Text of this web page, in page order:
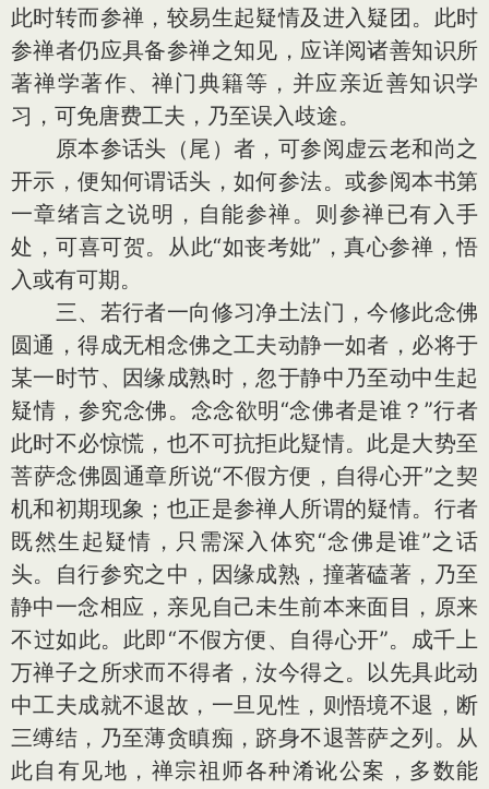
此时转而参禅，较易生起疑情及进入疑团。此时
参禅者仍应具备参禅之知见，应详阅诸善知识所
著禅学著作、禅门典籍等，并应亲近善知识学
习，可免唐费工夫，乃至误入歧途。
原本参话头（尾）者，可参阅虚云老和尚之
开示，便知何谓话头，如何参法。或参阅本书第
一章绪言之说明，自能参禅。则参禅已有入手
处，可喜可贺。从此“如丧考妣”，真心参禅，悟
入或有可期。
三、若行者一向修习净土法门，今修此念佛
圆通，得成无相念佛之工夫动静一如者，必将于
某一时节、因缘成熟时，忽于静中乃至动中生起
疑情，参究念佛。念念欲明“念佛者是谁？”行者
此时不必惊慌，也不可抗拒此疑情。此是大势至
菩萨念佛圆通章所说“不假方便，自得心开”之契
机和初期现象；也正是参禅人所谓的疑情。行者
既然生起疑情，只需深入体究“念佛是谁”之话
头。自行参究之中，因缘成熟，撞著磕著，乃至
静中一念相应，亲见自己未生前本来面目，原来
不过如此。此即“不假方便、自得心开”。成千上
万禅子之所求而不得者，汝今得之。以先具此动
中工夫成就不退故，一旦见性，则悟境不退，断
三缚结，乃至薄贪瞋痴，跻身不退菩萨之列。从
此自有见地，禅宗祖师各种淆讹公案，多数能